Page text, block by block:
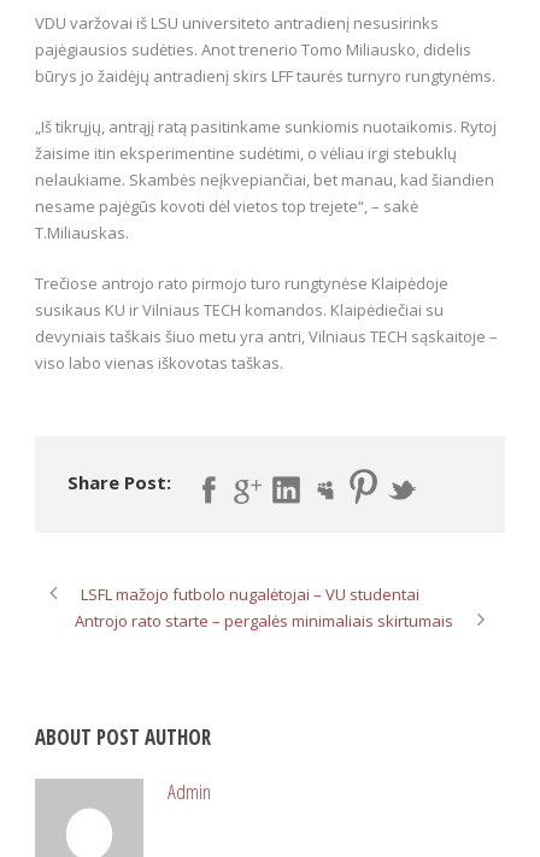
VDU varžovai iš LSU universiteto antradienį nesusirinks
pajėgiausios sudėties. Anot trenerio Tomo Miliausko, didelis
būrys jo žaidėjų antradienį skirs LFF taurės turnyro rungtynėms.
„Iš tikrųjų, antrąjį ratą pasitinkame sunkiomis nuotaikomis. Rytoj
žaisime itin eksperimentine sudėtimi, o vėliau irgi stebuklų
nelaukiame. Skambės neįkvepiančiai, bet manau, kad šiandien
nesame pajėgūs kovoti dėl vietos top trejete“, – sakė
T.Miliauskas.
Trečiose antrojo rato pirmojo turo rungtynėse Klaipėdoje
susikaus KU ir Vilniaus TECH komandos. Klaipėdiečiai su
devyniais taškais šiuo metu yra antri, Vilniaus TECH sąskaitoje –
viso labo vienas iškovotas taškas.
Share Post:
LSFL mažojo futbolo nugalėtojai – VU studentai
Antrojo rato starte – pergalės minimaliais skirtumais
ABOUT POST AUTHOR
Admin